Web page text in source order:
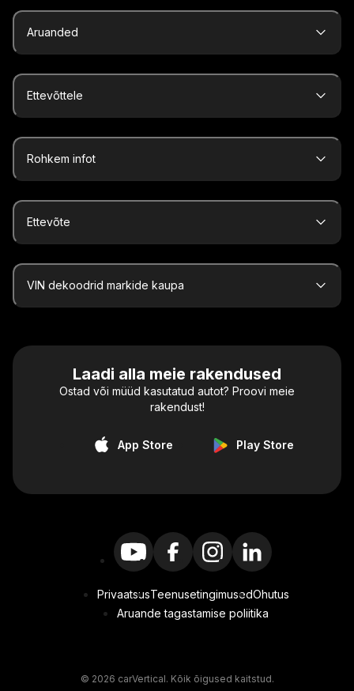
Aruanded
Ettevõttele
Rohkem infot
Ettevõte
VIN dekoodrid markide kaupa
Laadi alla meie rakendused
Ostad või müüd kasutatud autot? Proovi meie
rakendust!
App Store Play Store
PrivaatsusTeenusetingimusedOhutus
Aruande tagastamise poliitika
© 2026 carVertical. Kõik õigused kaitstud.